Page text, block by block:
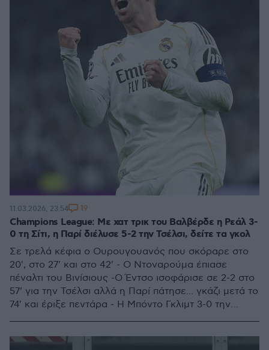
Champions League: Με χατ τρικ του Βαλβέρδε η Ρεάλ 3-
0 τη Σίτι, η Παρί διέλυσε 5-2 την Τσέλσι, δείτε τα γκολ
Σε τρελά κέφια ο Ουρουγουανός που σκόραρε στο
20', στο 27' και στο 42' - Ο Ντοναρούμα έπιασε
πέναλτι του Βινίσιους -Ο Έντσο ισοφάρισε σε 2-2 στο
57' για την Τσέλσι αλλά η Παρί πάτησε... γκάζι μετά το
74' και έριξε πεντάρα - Η Μπόντο Γκλιμτ 3-0 την
11.03.2026, 23:54 19